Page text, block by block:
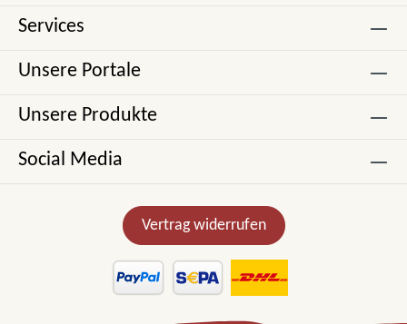
Services
Unsere Portale
Unsere Produkte
Social Media
Vertrag widerrufen